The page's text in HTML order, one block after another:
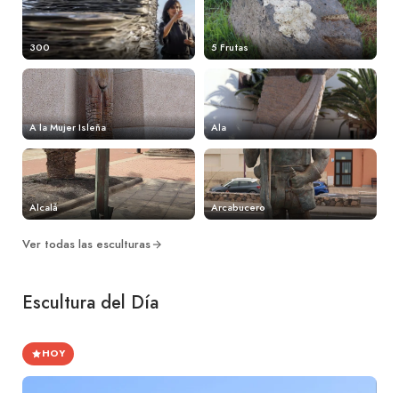
300 5 Frutas
A la Mujer Isleña Ala
Alcalá Arcabucero
Ver todas las esculturas
Escultura del Día
HOY